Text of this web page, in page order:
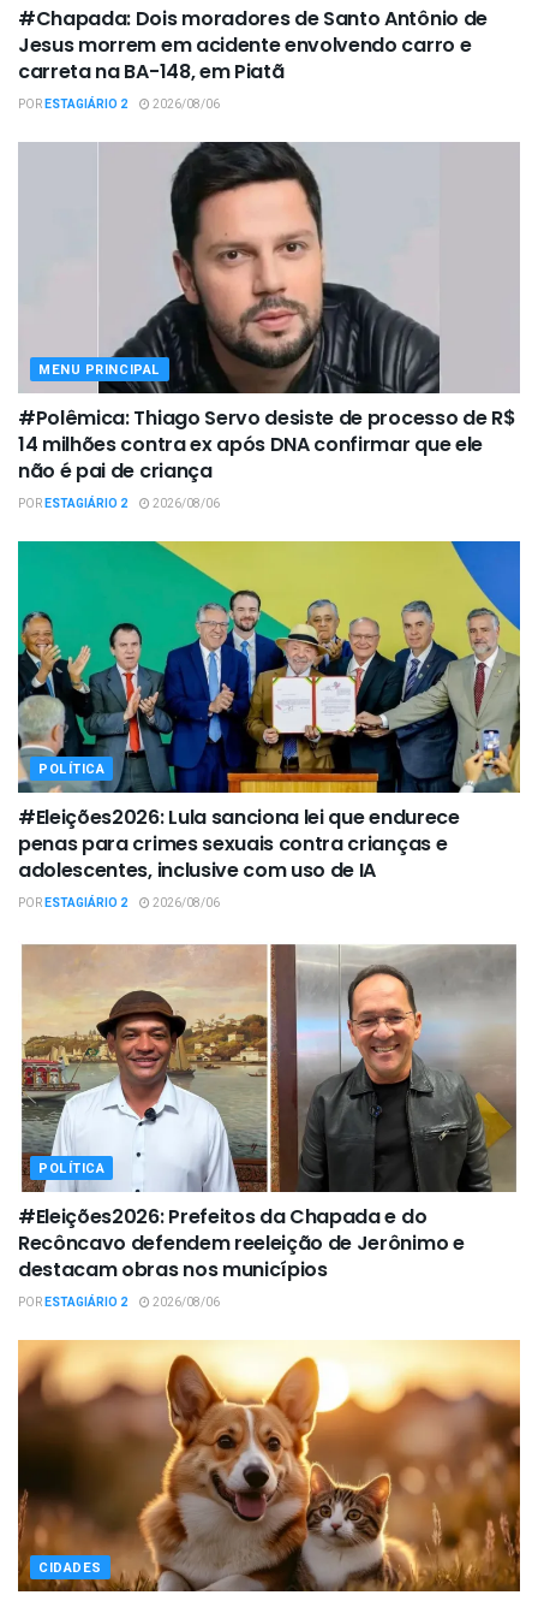
#Chapada: Dois moradores de Santo Antônio de
Jesus morrem em acidente envolvendo carro e
carreta na BA-148, em Piatã
PORESTAGIÁRIO 2 2026/08/06
MENU PRINCIPAL
#Polêmica: Thiago Servo desiste de processo de R$
14 milhões contra ex após DNA confirmar que ele
não é pai de criança
PORESTAGIÁRIO 2 2026/08/06
POLÍTICA
#Eleições2026: Lula sanciona lei que endurece
penas para crimes sexuais contra crianças e
adolescentes, inclusive com uso de IA
PORESTAGIÁRIO 2 2026/08/06
POLÍTICA
#Eleições2026: Prefeitos da Chapada e do
Recôncavo defendem reeleição de Jerônimo e
destacam obras nos municípios
PORESTAGIÁRIO 2 2026/08/06
CIDADES